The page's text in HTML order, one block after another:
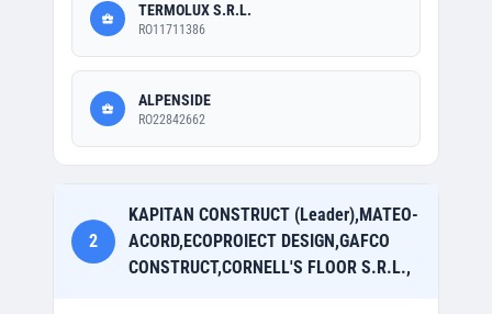
TERMOLUX S.R.L.
RO11711386
ALPENSIDE
RO22842662
2
KAPITAN CONSTRUCT (Leader),MATEO-
ACORD,ECOPROIECT DESIGN,GAFCO
CONSTRUCT,CORNELL'S FLOOR S.R.L.,